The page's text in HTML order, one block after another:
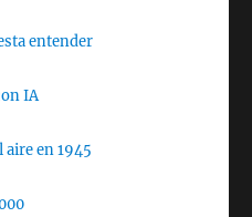
entender
IA
aire en 1945